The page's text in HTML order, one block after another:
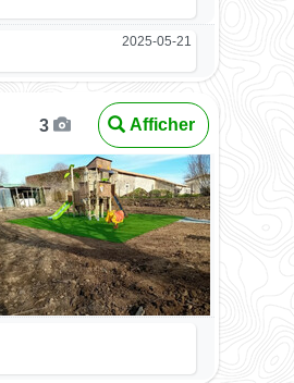
2025-05-21
3 Afficher